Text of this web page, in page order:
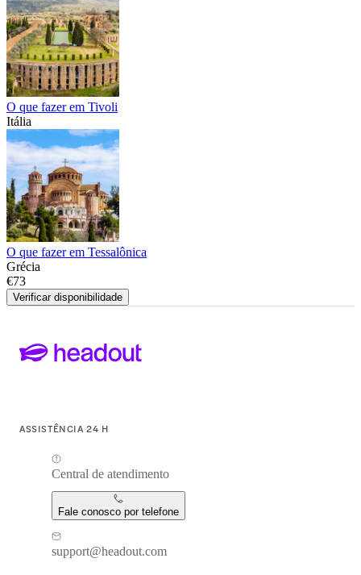
O que fazer em Tivoli
Itália
O que fazer em Tessalônica
Grécia
€73
Verificar disponibilidade
ASSISTÊNCIA 24 H
Central de atendimento
Fale conosco por telefone
support@headout.com